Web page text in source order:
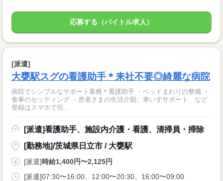
応募する（バイトル求人）
[派遣]
大甕駅スグの看護助手＊来社不要◎綺麗な病院
病院でシンプルなサポート業務＊看護助手 ・ベッドまわりの整備 ・
食事のセッティング ・患者さまの生活介助、車いすサポート など
登録はスマホで完...
[派遣]看護助手、施設内介護・看護、清掃員・掃除
[勤務地]/茨城県日立市 / 大甕駅
[派遣]時給1,400円〜2,125円
[派遣]07:30〜16:00、12:00〜20:30、16:00〜09:00